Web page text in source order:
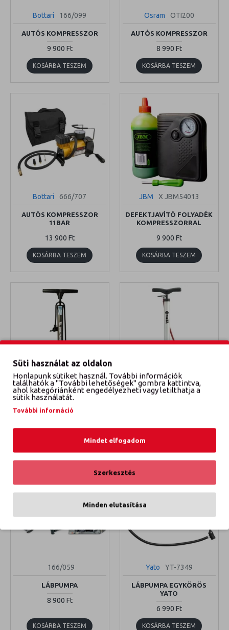
Bottari 166/099
AUTÓS KOMPRESSZOR
9 900 Ft
KOSÁRBA TESZEM
Osram OTI200
AUTÓS KOMPRESSZOR
8 990 Ft
KOSÁRBA TESZEM
Bottari 666/707
AUTÓS KOMPRESSZOR
11BAR
13 900 Ft
KOSÁRBA TESZEM
JBM X JBM54013
DEFEKTJAVÍTÓ FOLYADÉK
KOMPRESSZORRAL
9 900 Ft
KOSÁRBA TESZEM
51065 82021
166/059
LÁBPUMPA
8 900 Ft
KOSÁRBA TESZEM
Yato YT-7349
LÁBPUMPA EGYKÖRÖS
YATO
6 990 Ft
KOSÁRBA TESZEM
Süti használat az oldalon
Honlapunk sütiket használ. További információk
találhatók a "További lehetőségek" gombra kattintva,
ahol kategóriánként engedélyezheti vagy letilthatja a
sütik használatát.
További információ
Mindet elfogadom
Szerkesztés
Minden elutasítása